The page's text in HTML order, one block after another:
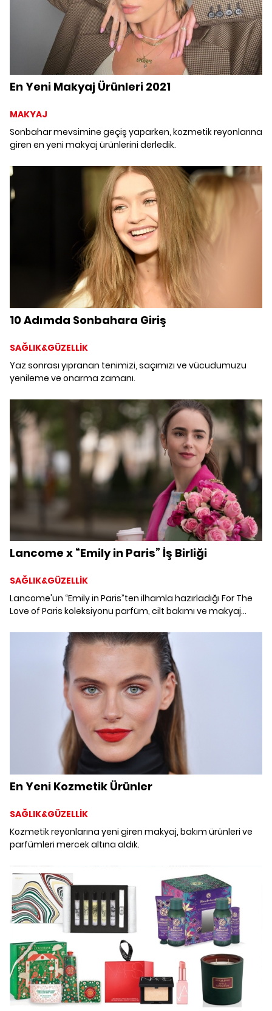
En Yeni Makyaj Ürünleri 2021
MAKYAJ
Sonbahar mevsimine geçiş yaparken, kozmetik reyonlarına
giren en yeni makyaj ürünlerini derledik.
10 Adımda Sonbahara Giriş
SAĞLIK&GÜZELLİK
Yaz sonrası yıpranan tenimizi, saçımızı ve vücudumuzu
yenileme ve onarma zamanı.
Lancome x “Emily in Paris” İş Birliği
SAĞLIK&GÜZELLİK
Lancome'un “Emily in Paris”ten ilhamla hazırladığı For The
Love of Paris koleksiyonu parfüm, cilt bakımı ve makyaj
için aradığınız her şeye sahip.
En Yeni Kozmetik Ürünler
SAĞLIK&GÜZELLİK
Kozmetik reyonlarına yeni giren makyaj, bakım ürünleri ve
parfümleri mercek altına aldık.